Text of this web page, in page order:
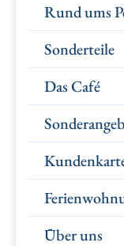
Rund ums
Sonderteile
Das Café
Über uns